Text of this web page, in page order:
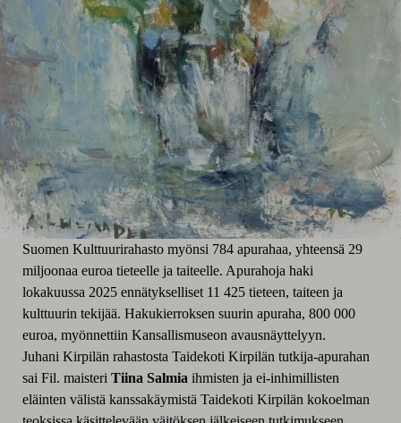
Suomen Kulttuurirahasto myönsi 784 apurahaa, yhteensä 29
miljoonaa euroa tieteelle ja taiteelle. Apurahoja haki
lokakuussa 2025 ennätykselliset 11 425 tieteen, taiteen ja
kulttuurin tekijää. Hakukierroksen suurin apuraha, 800 000
euroa, myönnettiin Kansallismuseon avausnäyttelyyn.
Juhani Kirpilän rahastosta Taidekoti Kirpilän tutkija-apurahan
sai Fil. maisteri Tiina Salmia ihmisten ja ei-inhimillisten
eläinten välistä kanssakäymistä Taidekoti Kirpilän kokoelman